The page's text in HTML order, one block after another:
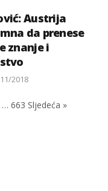
Austrija
da prenese
znanje i
2018
… 663 Sljedeća »